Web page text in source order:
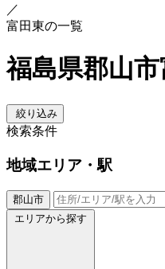
／
富田東の一覧
福島県郡山
絞り込み
検索条件
地域エリア・駅
郡山市
エリアから探す